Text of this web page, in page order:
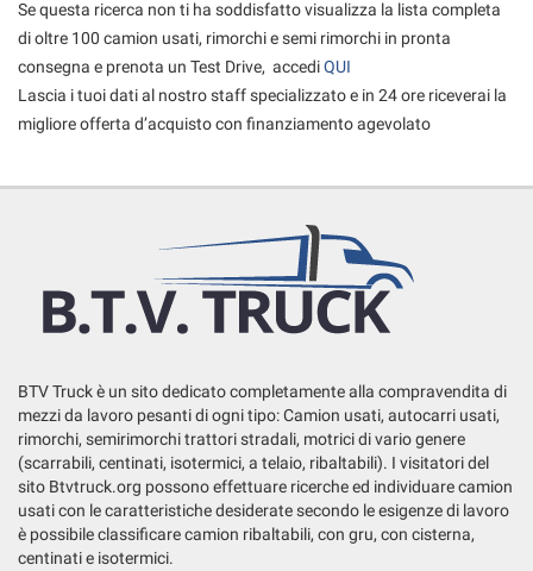
Se questa ricerca non ti ha soddisfatto visualizza la lista completa
di oltre 100 camion usati, rimorchi e semi rimorchi in pronta
consegna e prenota un Test Drive, accediQUI
Lascia i tuoi dati al nostro staff specializzato e in 24 ore riceverai la
migliore offerta d’acquisto con finanziamento agevolato
BTV Truck è un sito dedicato completamente alla compravendita di
mezzi da lavoro pesanti di ogni tipo: Camion usati, autocarri usati,
rimorchi, semirimorchi trattori stradali, motrici di vario genere
(scarrabili, centinati, isotermici, a telaio, ribaltabili). I visitatori del
sito Btvtruck.org possono effettuare ricerche ed individuare camion
usati con le caratteristiche desiderate secondo le esigenze di lavoro
è possibile classificare camion ribaltabili, con gru, con cisterna,
centinati e isotermici.